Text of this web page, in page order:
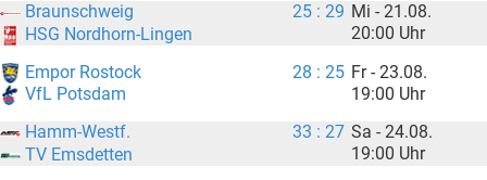
Braunschweig
HSG Nordhorn-Lingen
25 : 29 Mi - 21.08.
20:00 Uhr
Empor Rostock
VfL Potsdam
28 : 25 Fr - 23.08.
19:00 Uhr
Hamm-Westf.
TV Emsdetten
33 : 27 Sa - 24.08.
19:00 Uhr